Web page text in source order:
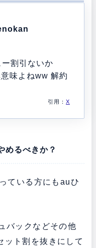
割引ないか
味よねww 解約
引用：X
めるべきか？
ている方にもauひ
バックなどその他
ット割を抜きにして